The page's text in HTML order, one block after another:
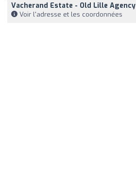
Vacherand Estate - Old Lille Agency
Voir l'adresse et les coordonnées